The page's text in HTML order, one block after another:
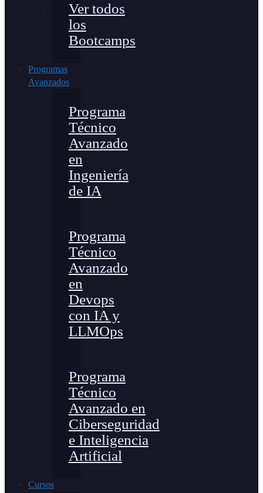
Ver todos
los
Bootcamps
Programas
Avanzados
Programa
Técnico
Avanzado
en
Ingeniería
de IA
Programa
Técnico
Avanzado
en
Devops
con IA y
LLMOps
Programa
Técnico
Avanzado en
Ciberseguridad
e Inteligencia
Artificial
Cursos